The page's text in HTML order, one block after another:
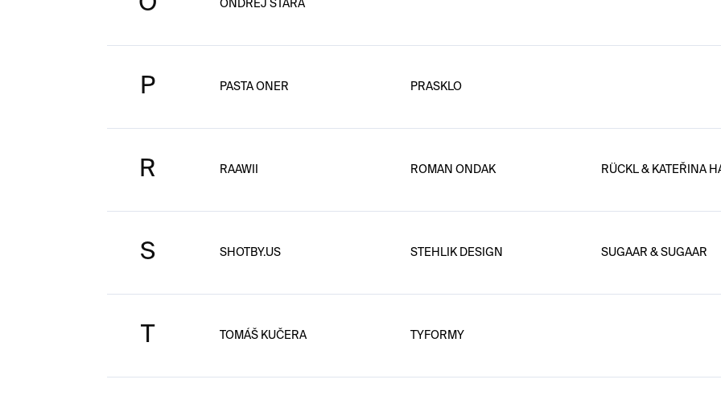
ONDŘEJ STÁRA
P PASTA ONER PRASKLO
R RAAWII ROMAN ONDAK RÜCKL & KATEŘINA
S SHOTBY.US STEHLIK DESIGN SUGAAR & SUGAAR
T TOMÁŠ KUČERA TYFORMY